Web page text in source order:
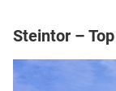
Steintor –